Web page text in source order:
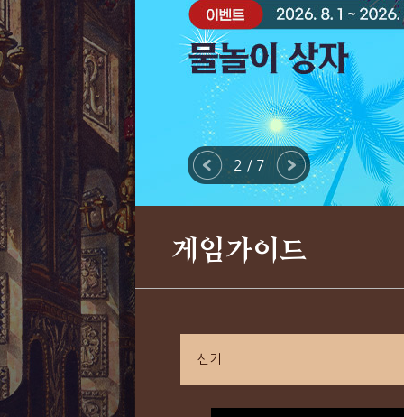
2 / 7
게임가이드
신기